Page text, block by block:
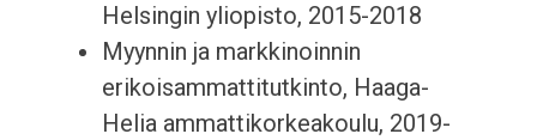
Helsingin yliopisto, 2015-2018
Myynnin ja markkinoinnin
erikoisammattitutkinto, Haaga-
Helia ammattikorkeakoulu, 2019-